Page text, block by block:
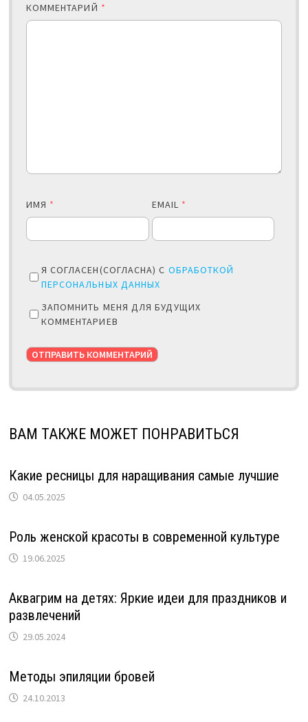
КОММЕНТАРИЙ *
ИМЯ * EMAIL *
Я СОГЛАСЕН(СОГЛАСНА) С ОБРАБОТКОЙ
ПЕРСОНАЛЬНЫХ ДАННЫХ
ЗАПОМНИТЬ МЕНЯ ДЛЯ БУДУЩИХ
КОММЕНТАРИЕВ
ВАМ ТАКЖЕ МОЖЕТ ПОНРАВИТЬСЯ
Какие ресницы для наращивания самые лучшие
04.05.2025
Роль женской красоты в современной культуре
19.06.2025
Аквагрим на детях: Яркие идеи для праздников и
развлечений
29.05.2024
Методы эпиляции бровей
24.10.2013